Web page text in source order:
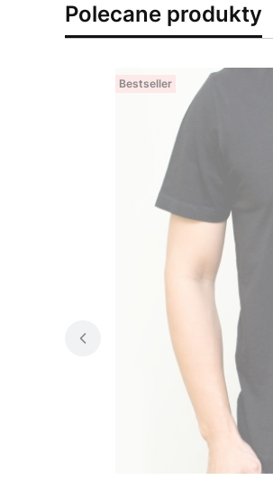
Polecane produkty
Bestseller